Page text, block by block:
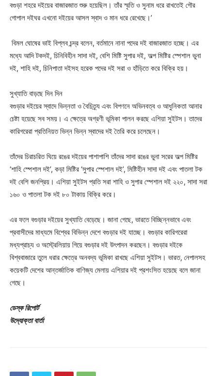
বগুড়া শহরে দইয়ের বাজারজাত শুরু হয়েছিল। তাঁর স্মৃতি ও সুনাম ধরে রাখতেই গৌর
গোপাল দইঘর এখনো দইয়ের আসল স্বাদ ও মান ধরে রেখেছে।’
বিমল ঘোষের ভাই বিপ্লব চন্দ্র বলেন, বর্তমানে নানা পদের দই বাজারজাত হচ্ছে। এর
মধ্যে আদি টকদই, চিনিবিহীন সাদা দই, বেশি মিষ্টি সুপার দই, অল্প মিষ্টির স্পেশাল ভুনা
দই, শাহি দই, চিনিপাতা দইসহ হরেক পদের দই সরা ও হাঁড়িতে করে বিক্রি হয়।
সুখ্যাতি বাড়ছে দিন দিন
বগুড়ার দইয়ের স্বাদে ভিন্নতা ও বৈচিত্র্য এবং বিপণনে অভিনবত্ব ও আধুনিকতা আনার
চেষ্টা হয়েছে সব সময়। এ ক্ষেত্রে অগ্রণী ভূমিকা পালন করছে এশিয়া সুইটস। তাদের
কারিগরেরা প্রতিনিয়ত ভিন্ন ভিন্ন স্বাদের দই তৈরি করে চলেছেন।
তাঁদের চিরাচরিত ঘিয়ে রঙের দইয়ের পাশাপাশি তাঁদের সাদা রঙের ভুনা সরের অল্প মিষ্টির
‘শাহি স্পেশাল দই’, কড়া মিষ্টির ‘সুপার স্পেশাল দই’, মিষ্টিহীন সাদা দই এবং পাতলা টক
দই বেশি জনপ্রিয়। এশিয়া সুইটস প্রতি সরা শাহি ও সুপার স্পেশাল দই ২২০, সাদা সরা
১৬০ ও পাতলা টক দই ৮০ টাকায় বিক্রি করে।
এর ফলে বগুড়ার দইয়ের সুখ্যাতি বেড়েছে। জানা গেছে, ভারতে বিচ্ছিন্নভাবে এবং
প্রবাসীদের মাধ্যমে বিশ্বের বিভিন্ন দেশে বগুড়ার দই যাচ্ছে। বগুড়ার কারিগরেরা
মধ্যপ্রাচ্য ও অস্ট্রেলিয়ায় গিয়ে বগুড়ার দই উৎপাদন করছেন। বগুড়ার দইকে
বিশ্ববাজারে তুলে ধরার ক্ষেত্রে অনবদ্য ভূমিকা রাখছে এশিয়া সুইটস। ভারত, নেপালসহ
কয়েকটি দেশের আন্তর্জাতিক বাণিজ্য মেলায় এশিয়ার দই প্রশংসিত হয়েছে বলে জানা
গেছে।
ডেস্ক রিপোর্ট
উদ্যোক্তা বার্তা